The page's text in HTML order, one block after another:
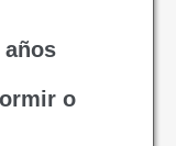
años
o